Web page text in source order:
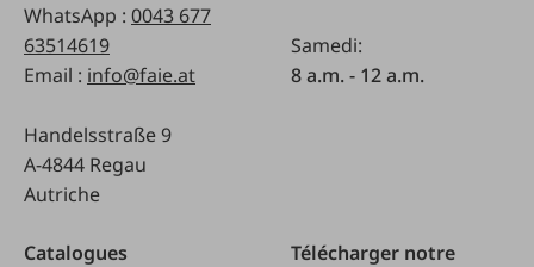
WhatsApp : 0043 677
63514619
Email : info@faie.at
Handelsstraße 9
A-4844 Regau
Autriche
Samedi:
8 a.m. - 12 a.m.
Catalogues
Télécharger notre